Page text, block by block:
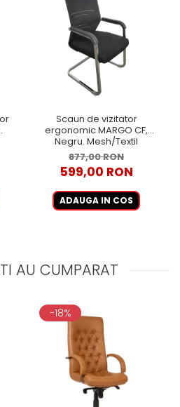
Scaun de vizitator
ergonomic MARGO CF,
Negru. Mesh/Textil
877,00 RON
599,00 RON
ADAUGA IN COS
AU CUMPARAT
-18%